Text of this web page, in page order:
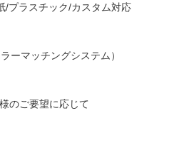
/プラスチック/カスタム対応
ーマッチングシステム）
のご要望に応じて